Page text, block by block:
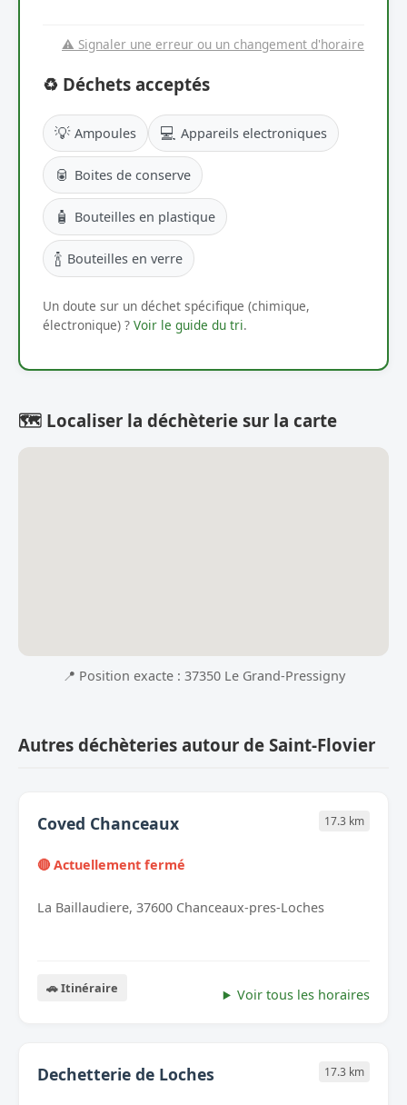
⚠️ Signaler une erreur ou un changement d'horaire
♻️ Déchets acceptés
💡 Ampoules 💻 Appareils electroniques
🥫 Boites de conserve
🧴 Bouteilles en plastique
🍾 Bouteilles en verre
Un doute sur un déchet spécifique (chimique,
électronique) ? Voir le guide du tri.
🗺️ Localiser la déchèterie sur la carte
📍 Position exacte : 37350 Le Grand-Pressigny
Autres déchèteries autour de Saint-Flovier
Coved Chanceaux 17.3 km
🔴 Actuellement fermé
La Baillaudiere, 37600 Chanceaux-pres-Loches
🚗 Itinéraire Voir tous les horaires
Dechetterie de Loches 17.3 km